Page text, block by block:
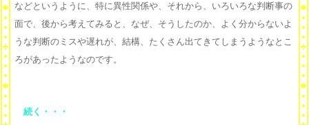
などというように、特に異性関係や、それから、いろいろな判断事の
面で、後から考えてみると、なぜ、そうしたのか、よく分からないよ
うな判断のミスや遅れが、結構、たくさん出てきてしまうようなとこ
ろがあったようなのです。
続く・・・